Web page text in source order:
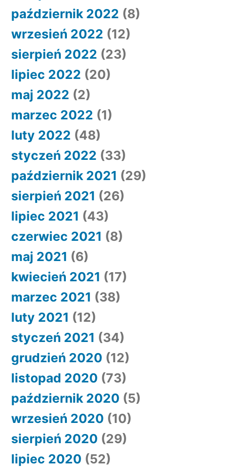
październik 2022 (8)
wrzesień 2022 (12)
sierpień 2022 (23)
lipiec 2022 (20)
maj 2022 (2)
marzec 2022 (1)
luty 2022 (48)
styczeń 2022 (33)
październik 2021 (29)
sierpień 2021 (26)
lipiec 2021 (43)
czerwiec 2021 (8)
maj 2021 (6)
kwiecień 2021 (17)
marzec 2021 (38)
luty 2021 (12)
styczeń 2021 (34)
grudzień 2020 (12)
listopad 2020 (73)
październik 2020 (5)
wrzesień 2020 (10)
sierpień 2020 (29)
lipiec 2020 (52)